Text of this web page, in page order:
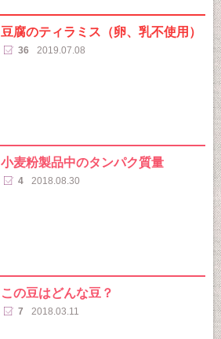
豆腐のティラミス（卵、乳不使用）
36 2019.07.08
小麦粉製品中のタンパク質量
4 2018.08.30
この豆はどんな豆？
7 2018.03.11